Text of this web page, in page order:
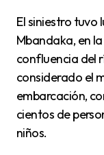
El siniestro tuvo lugar cerca de la ciudad de
Mbandaka, en
confluencia del
considerado el
embarcación,
cientos de
niños.